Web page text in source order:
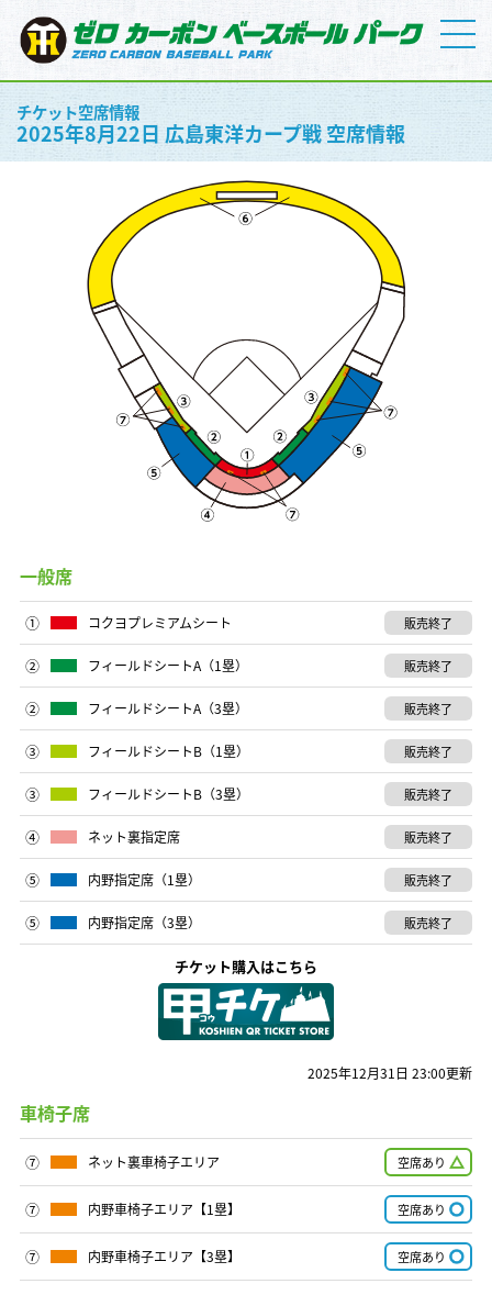
チケット空席情報
2025年8月22日 広島東洋カープ戦 空席情報
一般席
① コクヨプレミアムシート 販売終了
② フィールドシートA（1塁） 販売終了
② フィールドシートA（3塁） 販売終了
③ フィールドシートB（1塁） 販売終了
③ フィールドシートB（3塁） 販売終了
④ ネット裏指定席 販売終了
⑤ 内野指定席（1塁） 販売終了
⑤ 内野指定席（3塁） 販売終了
チケット購入はこちら
2025年12月31日 23:00更新
車椅子席
⑦ ネット裏車椅子エリア 空席あり
⑦ 内野車椅子エリア【1塁】 空席あり
⑦ 内野車椅子エリア【3塁】 空席あり